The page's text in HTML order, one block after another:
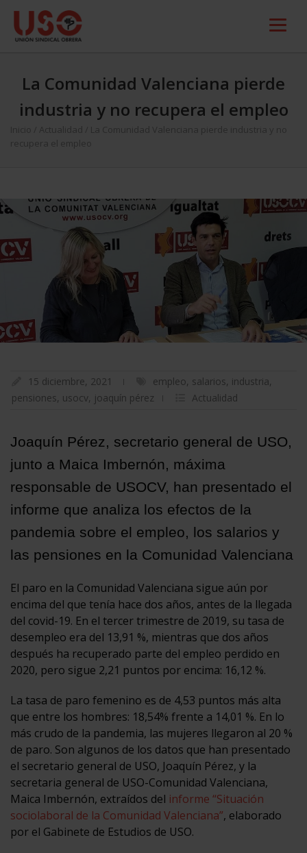
La Comunidad Valenciana pierde
industria y no recupera el empleo
Inicio Actualidad
La Comunidad Valenciana pierde industria y no
recupera el empleo
15 diciembre, 2021 empleo, salarios, industria,
pensiones, usocv, joaquín pérez Actualidad
Joaquín Pérez, secretario general de USO,
junto a Maica Imbernón, máxima
responsable de USOCV, han presentado el
informe que analiza los efectos de la
pandemia sobre el empleo, los salarios y
las pensiones en la Comunidad Valenciana
El paro en la Comunidad Valenciana sigue aún por
encima del que tenía hace dos años, antes de la llegada
del covid-19. En el tercer trimestre de 2019, su tasa de
desempleo era del 13,91 %, mientras que dos años
después ha recuperado parte del empleo perdido en
2020, pero sigue 2,21 puntos por encima: 16,12 %.
La tasa de paro femenino es de 4,53 puntos más alta
que entre los hombres: 18,54% frente a 14,01 %. En lo
más crudo de la pandemia, las mujeres llegaron al 20 %
de paro. Son algunos de los datos que han presentado
el secretario general de USO, Joaquín Pérez, y la
secretaria general de USO-Comunidad Valenciana,
Maica Imbernón, extraídos del informe “Situación
sociolaboral de la Comunidad Valenciana”, elaborado
por el Gabinete de Estudios de USO.